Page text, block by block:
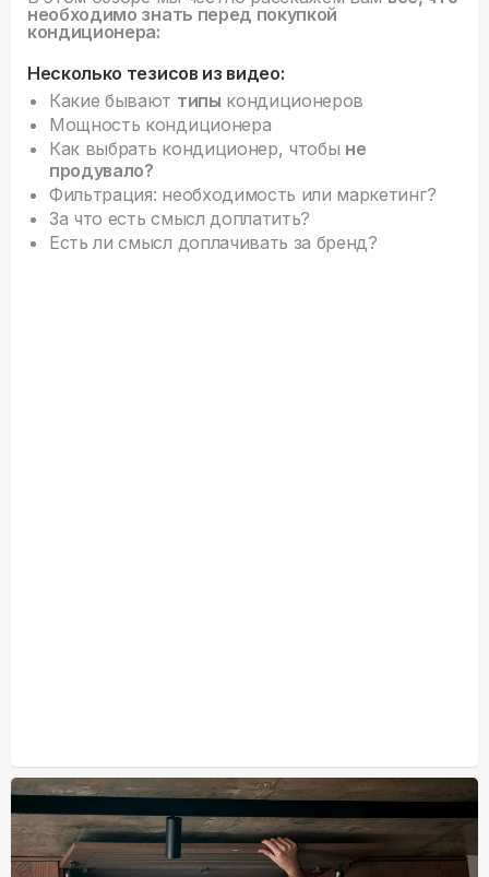
необходимо знать перед покупкой
кондиционера:
Несколько тезисов из видео:
Какие бывают типы кондиционеров
Мощность кондиционера
Как выбрать кондиционер, чтобы не
продувало?
Фильтрация: необходимость или маркетинг?
За что есть смысл доплатить?
Есть ли смысл доплачивать за бренд?